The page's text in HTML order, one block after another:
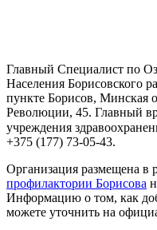
Главный Специалист по
Населения Борисовского
пункте Борисов, Минская
Революции, 45. Главный
учреждения
+375 (177) 73-05-43.
Организация размещена в
профилактории Борисова
Информацию о том, как
можете уточнить на